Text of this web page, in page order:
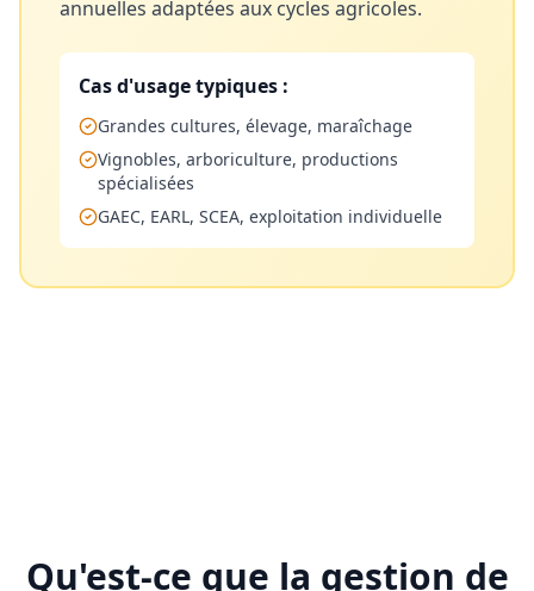
annuelles adaptées aux cycles agricoles.
Cas d'usage typiques :
Grandes cultures, élevage, maraîchage
Vignobles, arboriculture, productions
spécialisées
GAEC, EARL, SCEA, exploitation individuelle
Qu'est-ce que la gestion de